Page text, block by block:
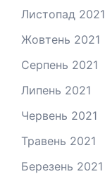
Листопад 2021
Жовтень 2021
Серпень 2021
Липень 2021
Червень 2021
Травень 2021
Березень 2021